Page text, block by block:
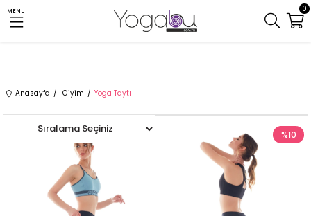
MENU 0
Anasayfa Giyim Yoga Taytı
%10